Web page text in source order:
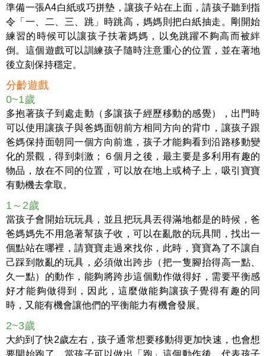
準備一張A4白紙或巧拼墊，讓孩子站在上面，請孩子聽到指
令「一、二、三、跳」時跳高，媽媽則把白紙抽走。剛開始
練習的時候可以讓孩子扶著媽媽，以免跳躍不夠高而被絆
倒。這個遊戲可以訓練孩子隨時注意重心的位置，並在著地
後立刻保持穩定。
分齡遊戲
0~1歲
多抱著孩子到處走動（多讓孩子經歷移動的感覺），出門時
可以使用讓孩子與爸媽面朝前方相同方向的背巾，讓孩子跟
爸媽保持面朝同一個方向前進，孩子才能夠看到沿路移動變
化的景觀，得到刺激；６個月之後，最主要是多利用有趣的
物品，放在不同的位置，可以放在地上或椅子上，吸引寶寶
有動機去拿取。
1～2歲
當孩子會開始玩玩具，並且把玩具丟得滿地都是的時候，爸
爸媽媽先不用急著幫孩子收，可以在亂散的玩具間，找出一
個點站在哪裡，請寶寶走過來找你，此時，寶寶為了不讓自
己踩到散亂的玩具，必須做出跨步（把一隻腳抬得高一點、
久一點）的動作，能夠將跨步這個動作做得好，需要平衡感
好才能夠做得到，因此，這麼做能夠讓孩子覺得有趣的同
時，又能有機會讓他們的平衡能力有機會發展。
2~3歲
大約到了快2歲左右，孩子通常想要移動得更加快速，也會想
要開始跑了，當孩子可以做出「跑」這個動作後，代表孩子